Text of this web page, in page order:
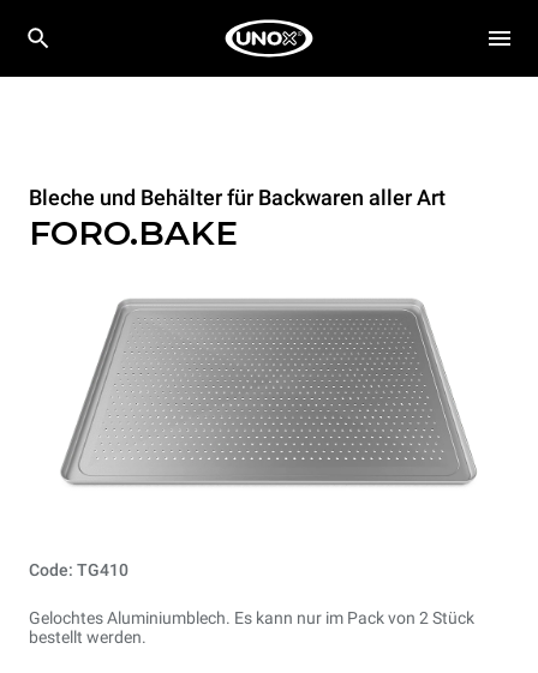
Bleche und Behälter für Backwaren aller Art
FORO.BAKE
Code: TG410
Gelochtes Aluminiumblech. Es kann nur im Pack von 2 Stück
bestellt werden.